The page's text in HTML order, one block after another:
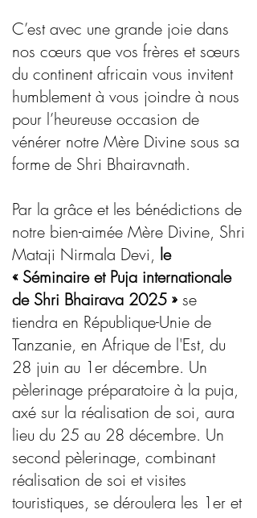
C’est avec une grande joie dans
nos cœurs que vos frères et sœurs
du continent africain vous invitent
humblement à vous joindre à nous
pour l’heureuse occasion de
vénérer notre Mère Divine sous sa
forme de Shri Bhairavnath.
Par la grâce et les bénédictions de
notre bien-aimée Mère Divine, Shri
Mataji Nirmala Devi, le
« Séminaire et Puja internationale
de Shri Bhairava 2025 » se
tiendra en République-Unie de
Tanzanie, en Afrique de l'Est, du
28 juin au 1er décembre. Un
pèlerinage préparatoire à la puja,
axé sur la réalisation de soi, aura
lieu du 25 au 28 décembre. Un
second pèlerinage, combinant
réalisation de soi et visites
touristiques, se déroulera les 1er et